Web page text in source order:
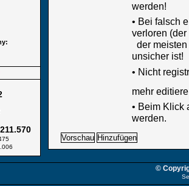
werden!
• Bei falsch
verloren
der
unsicher ist!
• Nicht
mehr
• Beim Klick
werden.
©